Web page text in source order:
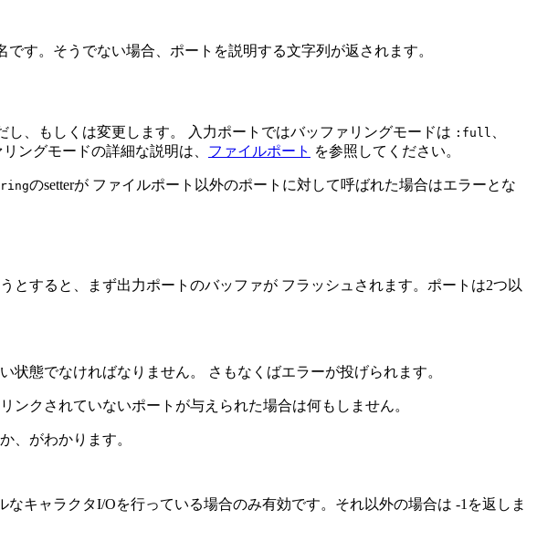
す。そうでない場合、ポートを説明する文字列が返されます。
、もしくは変更します。 入力ポートではバッファリングモードは :full
ングモードの詳細な説明は、 ファイルポート を参照してください。
のsetterが ファイルポート以外のポートに対して呼ばれた場合はエラーとな
とすると、まず出力ポートのバッファが フラッシュされます。ポートは2つ以
態でなければなりません。 さもなくばエラーが投げられます。
クされていないポートが与えられた場合は何もしません。
、がわかります。
キャラクタI/Oを行っている場合のみ有効です。それ以外の場合は -1を返しま